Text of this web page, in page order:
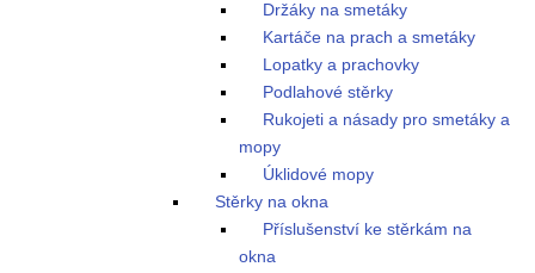
Držáky na smetáky
Kartáče na prach a smetáky
Lopatky a prachovky
Podlahové stěrky
Rukojeti a násady pro smetáky a
mopy
Úklidové mopy
Stěrky na okna
Příslušenství ke stěrkám na
okna